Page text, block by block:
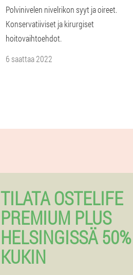
Polvinivelen nivelrikon syyt ja oireet.
Konservatiiviset ja kirurgiset
hoitovaihtoehdot.
6 saattaa 2022
TILATA OSTELIFE
PREMIUM PLUS
HELSINGISSÄ 50%
KUKIN